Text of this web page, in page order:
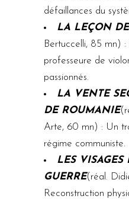
défaillances du
LA LEÇON
Bertuccelli, 85 mn)
professeure de
passionnés.
LA VENTE
DE ROUMANIE
Arte, 60 mn) : Un
régime communiste.
LES VISAGES
GUERRE(réal.
Reconstruction